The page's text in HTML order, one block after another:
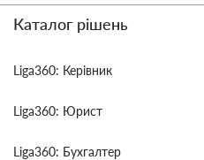
Каталог рішень
Liga360: Керівник
Liga360: Юрист
Liga360: Бухгалтер